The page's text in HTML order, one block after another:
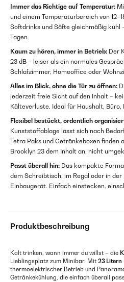
Immer das Richtige auf Temperatur:
und einem Temperaturbereich von
Softdrinks und Säfte gleichmäßig kühl
Tagen.
Kaum zu hören, immer in Betrieb: Der
23 dB – leiser als ein normales
Schlafzimmer, Homeoffice oder
Alles im Blick, ohne die Tür zu öffnen:
jederzeit freie Sicht auf den Inhalt –
Kälteverluste. Ideal für Haushalt, Büro,
Flexibel bestückt, ordentlich
Kunststoffablage lässt sich nach
Tetra Paks und Getränkeboxen finden
Brooklyn 23 dem Inhalt an, nicht
Passt überall hin: Das kompakte
dem Schreibtisch, im Regal oder in
Einbaugerät. Einfach einstecken,
Produktbeschreibung
Kalt trinken, wann immer du willst – die
Lieblingsplatz zum Minibar. Mit 23 Litern
thermoelektrischer Betrieb und
Getränkekühlung, die einfach überall